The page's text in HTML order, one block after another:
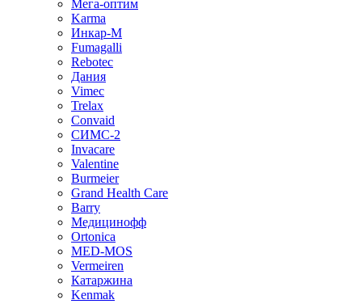
Мега-оптим
Karma
Инкар-М
Fumagalli
Rebotec
Дания
Vimec
Trelax
Convaid
СИМС-2
Invacare
Valentine
Burmeier
Grand Health Care
Barry
Медицинофф
Ortonica
MED-MOS
Vermeiren
Катаржина
Kenmak